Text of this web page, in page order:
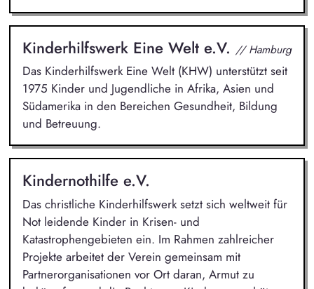
Kinderhilfswerk Eine Welt e.V. // Hamburg
Das Kinderhilfswerk Eine Welt (KHW) unterstützt seit
1975 Kinder und Jugendliche in Afrika, Asien und
Südamerika in den Bereichen Gesundheit, Bildung
und Betreuung.
Kindernothilfe e.V.
Das christliche Kinderhilfswerk setzt sich weltweit für
Not leidende Kinder in Krisen- und
Katastrophengebieten ein. Im Rahmen zahlreicher
Projekte arbeitet der Verein gemeinsam mit
Partnerorganisationen vor Ort daran, Armut zu